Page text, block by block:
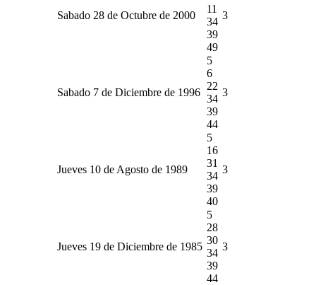
Sabado 28 de Octubre de 2000
11
34
39
49
3
Sabado 7 de Diciembre de 1996
5
6
22
34
39
44
3
Jueves 10 de Agosto de 1989
5
16
31
34
39
40
3
Jueves 19 de Diciembre de 1985
5
28
30
34
39
44
3